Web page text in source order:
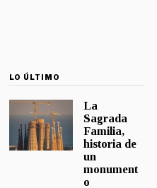
LO ÚLTIMO
La
Sagrada
Familia,
historia de
un
monument
o